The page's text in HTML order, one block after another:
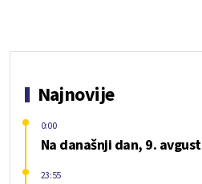
Najnovije
Na današnji dan, 9. avgust
0:00
23:55